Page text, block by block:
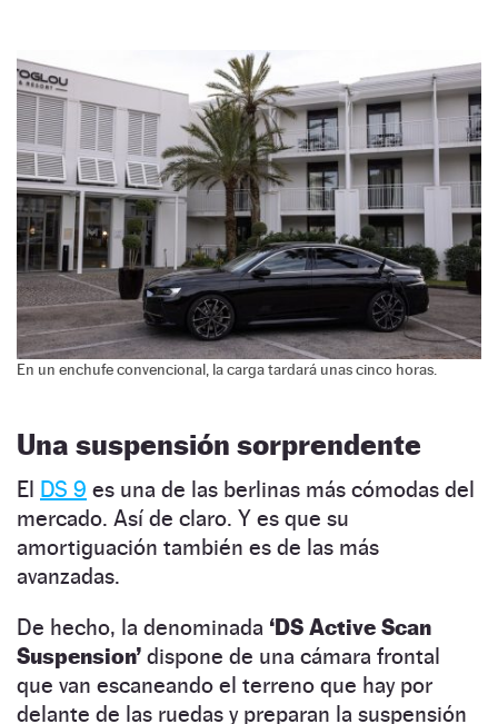
En un enchufe convencional, la carga tardará unas cinco horas.
Una suspensión sorprendente
El DS 9 es una de las berlinas más cómodas del
mercado. Así de claro. Y es que su
amortiguación también es de las más
avanzadas.
De hecho, la denominada ‘DS Active Scan
Suspension’ dispone de una cámara frontal
que van escaneando el terreno que hay por
delante de las ruedas y preparan la suspensión